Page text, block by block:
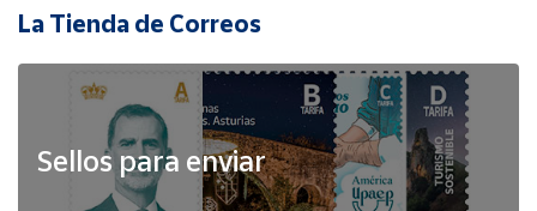
La Tienda de Correos
Sellos para enviar